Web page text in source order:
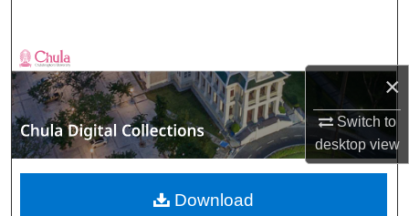
×
Switch to
desktopview
Browse Collections
My Account
About
Digital Commons Network™
Download